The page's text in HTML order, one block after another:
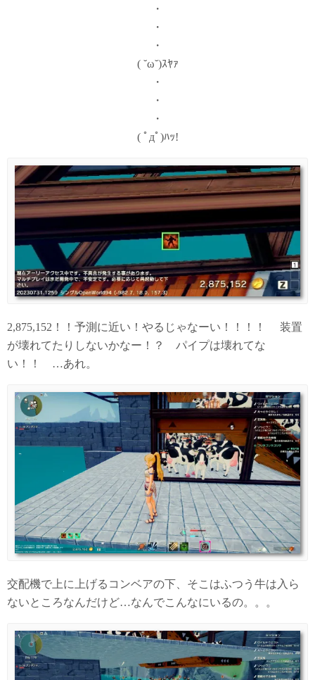
・
・
・
( ˘ω˘)ｽﾔｧ
・
・
・
( ﾟдﾟ)ﾊｯ!
2,875,152！！予測に近い！やるじゃなーい！！！！ 装置
が壊れてたりしないかなー！？ パイプは壊れてな
い！！ …あれ。
交配機で上に上げるコンベアの下、そこはふつう牛は入ら
ないところなんだけど…なんでこんなにいるの。。。